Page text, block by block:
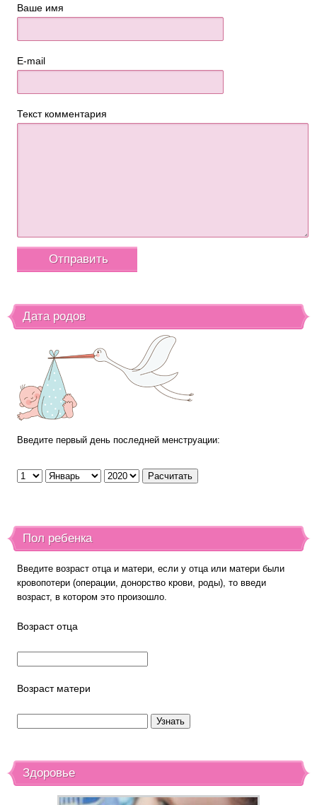
Ваше имя
E-mail
Текст комментария
Дата родов
Введите первый день последней менструации:
Пол ребенка
Введите возраст отца и матери, если у отца или матери были
кровопотери (операции, донорство крови, роды), то введи
возраст, в котором это произошло.
Возраст отца
Возраст матери
Здоровье